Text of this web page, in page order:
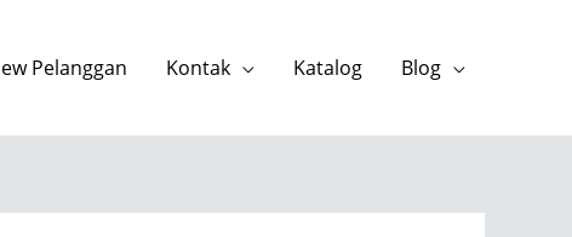
Pelanggan Kontak Katalog Blog